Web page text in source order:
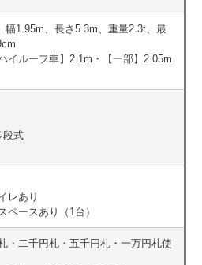
幅1.95m、長さ5.3m、重量2.3t、最
イルーフ車】2.1m・【一部】2.05m
段式
レあり
ペースあり（1台）
・二千円札・五千円札・一万円札使